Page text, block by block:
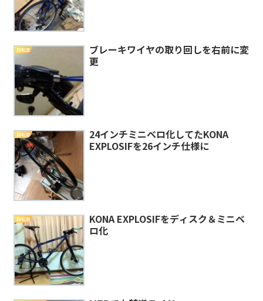
自転車
ブレーキワイヤの取り回しを右前に変
更
自転車
24インチミニベロ化してたKONA
EXPLOSIFを26インチ仕様に
自転車
KONA EXPLOSIFをディスク＆ミニベ
ロ化